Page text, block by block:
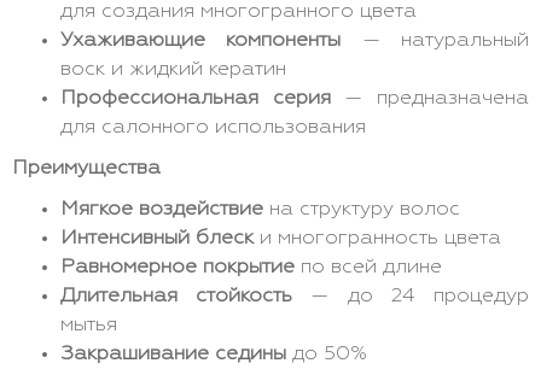
для создания многогранного цвета
Ухаживающие компоненты — натуральный
воск и жидкий кератин
Профессиональная серия— предназначена
для салонного использования
Преимущества
Мягкое воздействие на структуру волос
Интенсивный блески многогранность цвета
Равномерное покрытие по всей длине
Длительная стойкость — до 24 процедур
мытья
Закрашивание седины до 50%